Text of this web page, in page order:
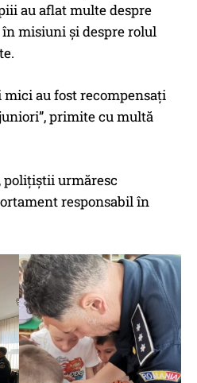
au aflat multe despre
misiuni și despre rolul
au fost recompensați
primite cu multă
polițiștii urmăresc
responsabil în